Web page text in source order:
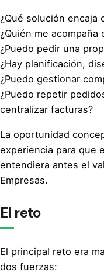
¿Qué solución encaja
¿Quién me acompaña
¿Puedo pedir una
¿Hay planificación,
¿Puedo gestionar
¿Puedo repetir
centralizar facturas?
La oportunidad
experiencia para que
entendiera antes el
Empresas.
El reto
El principal reto era
dos fuerzas: